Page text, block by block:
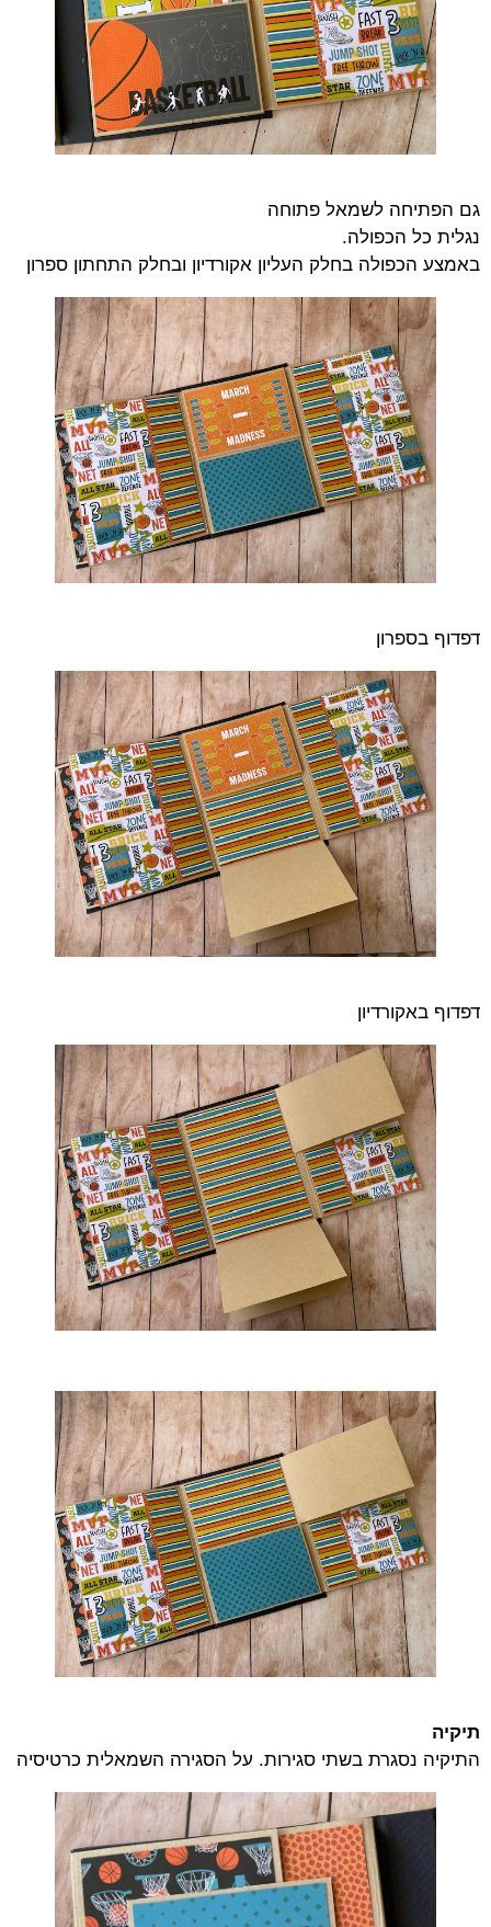
גם הפתיחה לשמאל פתוחה
נגלית כל הכפולה.
באמצע הכפולה בחלק העליון אקורדיון ובחלק התחתון ספרון
דפדוף בספרון
דפדוף באקורדיון
תיקיה
התיקיה נסגרת בשתי סגירות. על הסגירה השמאלית כרטיסיה